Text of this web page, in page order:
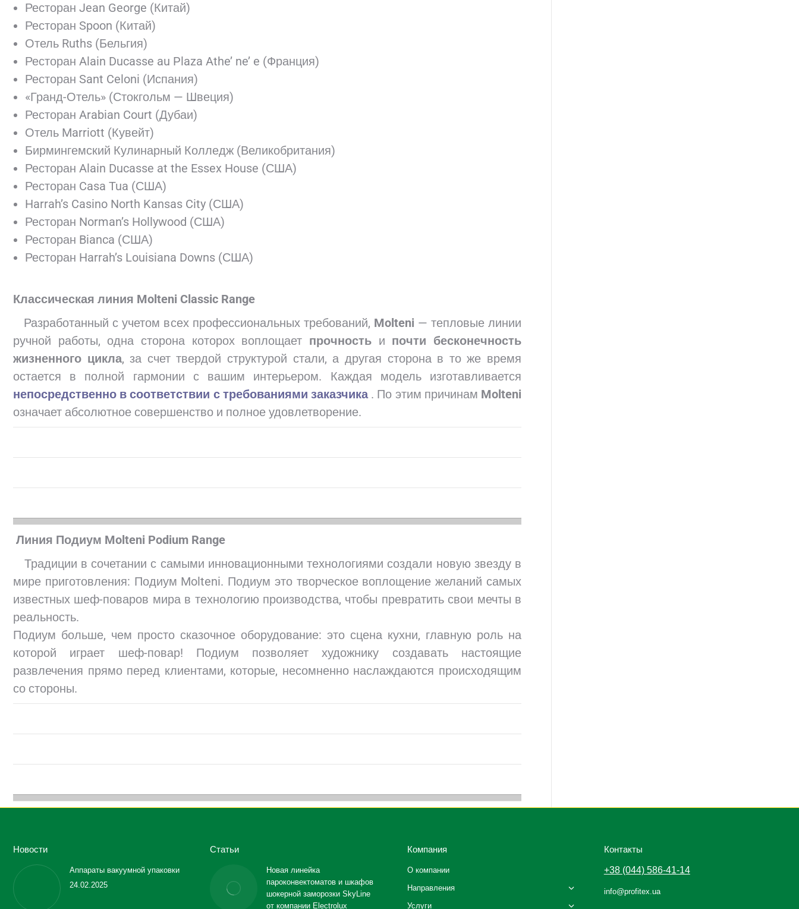
Ресторан Jean George (Китай)
Ресторан Spoon (Китай)
Отель Ruths (Бельгия)
Ресторан Alain Ducasse au Plaza Athe’ ne’ e (Франция)
Ресторан Sant Celoni (Испания)
«Гранд-Отель» (Стокгольм — Швеция)
Ресторан Arabian Court (Дубаи)
Отель Marriott (Кувейт)
Бирмингемский Кулинарный Колледж (Великобритания)
Ресторан Alain Ducasse at the Essex House (США)
Ресторан Casa Tua (США)
Harrah’s Casino North Kansas City (США)
Ресторан Norman’s Hollywood (США)
Ресторан Bianca (США)
Ресторан Harrah’s Louisiana Downs (США)
Классическая линия Molteni Classic Range
Разработанный с учетом всех профессиональных требований, Molteni — тепловые линии
ручной работы, одна сторона которох воплощает прочность и почти бесконечность
жизненного цикла, за счет твердой структурой стали, а другая сторона в то же время
остается в полной гармонии с вашим интерьером. Каждая модель изготавливается
непосредственно в соответствии с требованиями заказчика. По этим причинам Molteni
означает абсолютное совершенство и полное удовлетворение.
Линия Подиум Molteni Podium Range
Традиции в сочетании с самыми инновационными технологиями создали новую звезду в
мире приготовления: Подиум Molteni. Подиум это творческое воплощение желаний самых
известных шеф-поваров мира в технологию производства, чтобы превратить свои мечты в
реальность.
Подиум больше, чем просто сказочное оборудование: это сцена кухни, главную роль на
которой играет шеф-повар! Подиум позволяет художнику создавать настоящие
развлечения прямо перед клиентами, которые, несомненно наслаждаются происходящим
со стороны.
Новости
Аппараты вакуумной упаковки
24.02.2025
Статьи
Новая линейка
пароконвектоматов и шкафов
шокерной заморозки SkyLine
от компании Electrolux
Компания
О компании
Направления
Услуги
Контакты
+38 (044) 586-41-14
info@profitex.ua